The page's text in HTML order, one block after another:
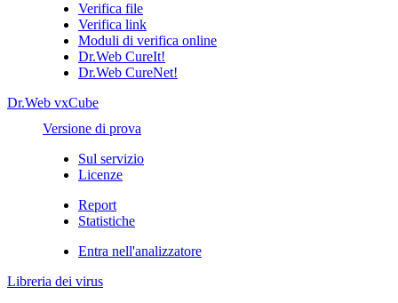
Verifica file
Verifica link
Moduli di verifica online
Dr.Web CureIt!
Dr.Web CureNet!
Dr.Web vxCube
Versione di prova
Sul servizio
Licenze
Report
Statistiche
Entra nell'analizzatore
Libreria dei virus